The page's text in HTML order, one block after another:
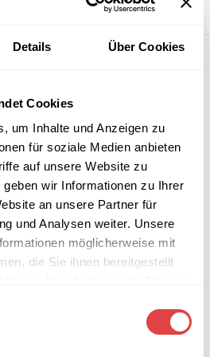
Details Über Cookies
Cookies
um Inhalte und Anzeigen zu
für soziale Medien anbieten
auf unsere Website zu
wir Informationen zu Ihrer
an unsere Partner für
und Analysen weiter. Unsere
möglicherweise mit
die Sie ihnen bereitgestellt
gefallen …
(inkl. MwSt.)